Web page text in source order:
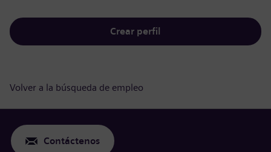
Crear perfil
Volver a la búsqueda de empleo
Contáctenos